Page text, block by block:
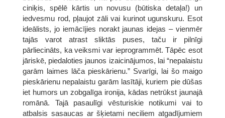
ciniķis, spēlē kārtis un novusu (būtiska detaļa!) un
iedvesmu rod, pļaujot zāli vai kurinot ugunskuru. Esot
ideālists, jo iemācījies norakt jaunas idejas – vienmēr
tajās varot atrast sliktās puses, taču ir pilnīgi
pārliecināts, ka veiksmi var ieprogrammēt. Tāpēc esot
jāriskē, piedaloties jaunos izaicinājumos, lai “nepalaistu
garām laimes lāča pieskārienu.” Svarīgi, lai šo maigo
pieskārienu nepalaistu garām lasītāji, kuriem pie dūšas
iet humors un zobgalīga ironija, kādas netrūkst jaunajā
romānā. Tajā pasaulīgi vēsturiskie notikumi vai to
atbalsis sasaucas ar šķietami neciliem atgadījumiem